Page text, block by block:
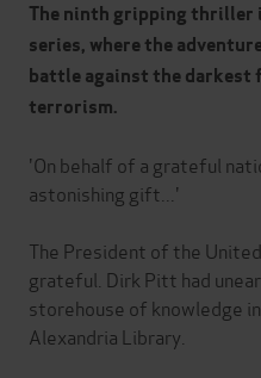
The ninth gripping thriller
series, where the
battle against the
terrorism.
'On behalf of a grateful
astonishing gift...'
The President of the
grateful. Dirk Pitt had
storehouse of knowledge
Alexandria Library.